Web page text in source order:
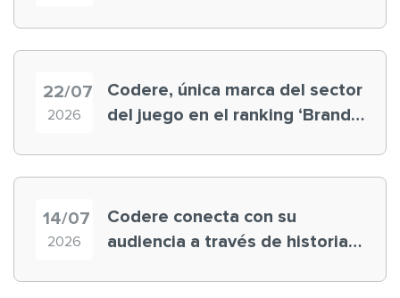
22/07
2026
Codere, única marca del sector
del juego en el ranking ‘Brand
14/07
2026
Codere conecta con su
audiencia a través de historias